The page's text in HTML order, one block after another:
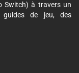
Switch) à travers un
guides de jeu, des